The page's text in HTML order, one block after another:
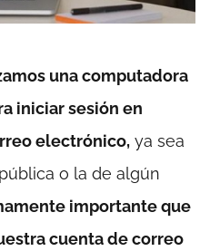
una computadora
iniciar sesión en
electrónico, ya sea
o la de algún
importante que
cuenta de correo